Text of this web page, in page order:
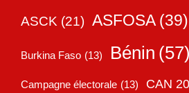
ASCK (21) ASFOSA (39)
Burkina Faso (13) Bénin (57)
Campagne électorale (13) CAN